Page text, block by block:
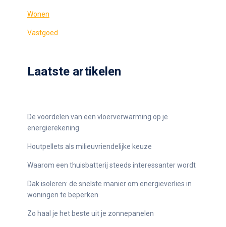
Wonen
Vastgoed
Laatste artikelen
De voordelen van een vloerverwarming op je
energierekening
Houtpellets als milieuvriendelijke keuze
Waarom een thuisbatterij steeds interessanter wordt
Dak isoleren: de snelste manier om energieverlies in
woningen te beperken
Zo haal je het beste uit je zonnepanelen